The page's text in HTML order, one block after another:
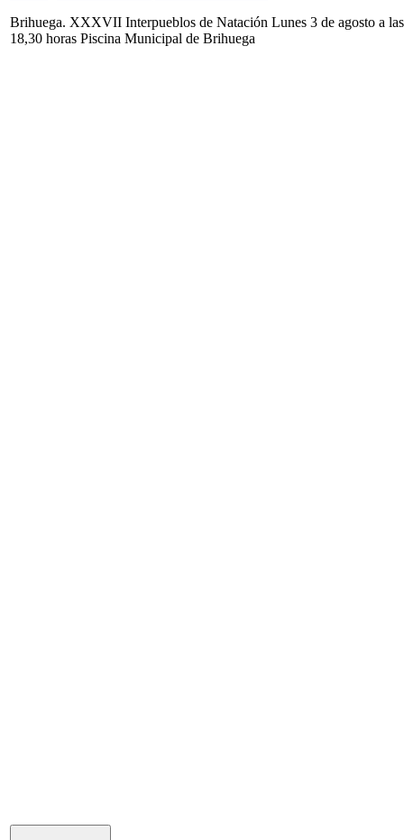
Brihuega. XXXVII Interpueblos de Natación Lunes 3 de agosto a las
18,30 horas Piscina Municipal de Brihuega